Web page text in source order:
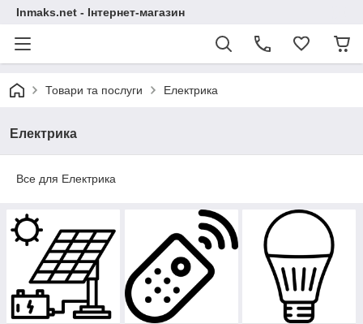
Inmaks.net - Інтернет-магазин
Товари та послуги Електрика
Електрика
Все для Електрика